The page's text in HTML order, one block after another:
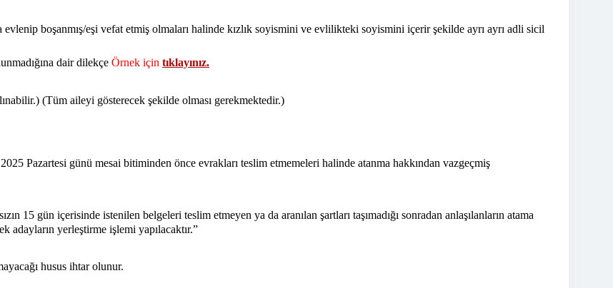
boşanmış/eşi vefat etmiş olmaları halinde kızlık soyismini ve evlilikteki soyismini içerir şekilde ayrı ayrı adli sicil
dair dilekçe Örnek için tıklayınız.
(Tüm aileyi gösterecek şekilde olması gerekmektedir.)
Pazartesi günü mesai bitiminden önce evrakları teslim etmemeleri halinde atanma hakkından vazgeçmiş
15 gün içerisinde istenilen belgeleri teslim etmeyen ya da aranılan şartları taşımadığı sonradan anlaşılanların atama
adayların yerleştirme işlemi yapılacaktır.”
husus ihtar olunur.